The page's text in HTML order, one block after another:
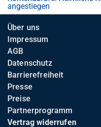
angestiegen
Über uns
Impressum
AGB
Datenschutz
Barrierefreiheit
Presse
Preise
Partnerprogramm
Vertrag widerrufen